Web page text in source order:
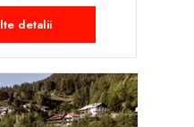
detalii